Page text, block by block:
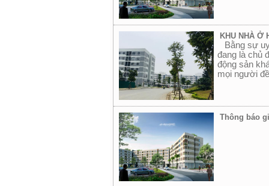
KHU NHÀ Ở
Bằng sự
đang là chủ
động sản
mọi người
Thông báo